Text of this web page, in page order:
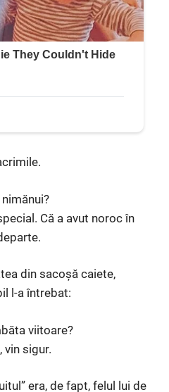
Că a avut noroc în
din sacoșă caiete,
l-a întrebat:
viitoare?
vin sigur.
era, de fapt, felul lui de